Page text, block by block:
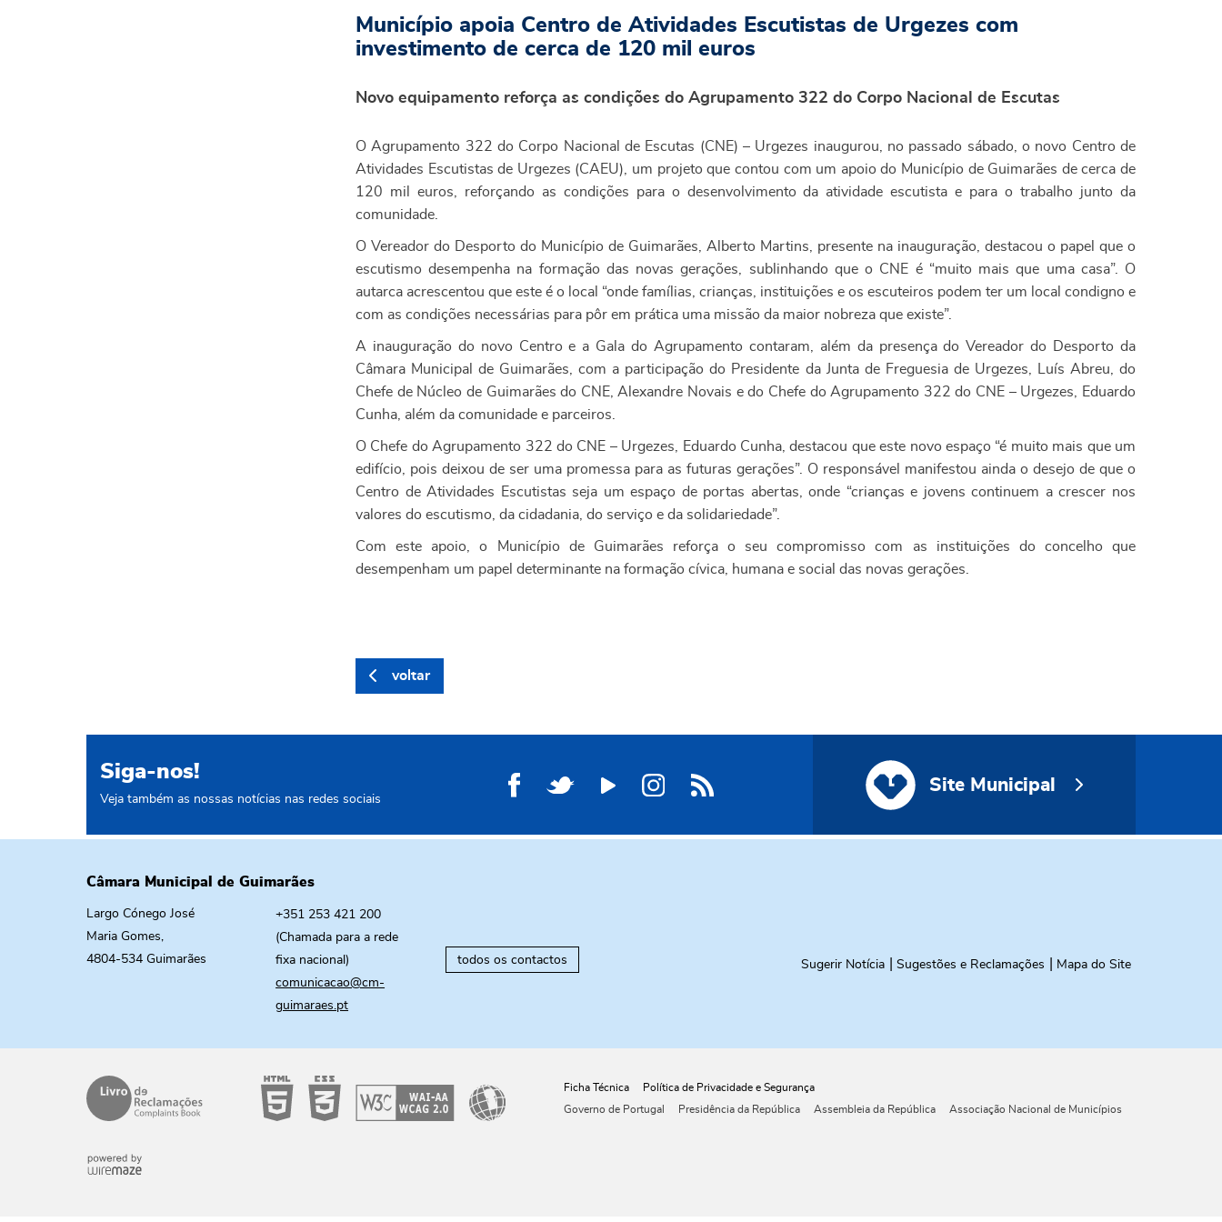
Município apoia Centro de Atividades Escutistas de Urgezes com
investimento de cerca de 120 mil euros
Novo equipamento reforça as condições do Agrupamento 322 do Corpo Nacional de Escutas
O Agrupamento 322 do Corpo Nacional de Escutas (CNE) – Urgezes inaugurou, no passado sábado, o novo Centro de
Atividades Escutistas de Urgezes (CAEU), um projeto que contou com um apoio do Município de Guimarães de cerca de
120 mil euros, reforçando as condições para o desenvolvimento da atividade escutista e para o trabalho junto da
comunidade.
O Vereador do Desporto do Município de Guimarães, Alberto Martins, presente na inauguração, destacou o papel que o
escutismo desempenha na formação das novas gerações, sublinhando que o CNE é “muito mais que uma casa”. O
autarca acrescentou que este é o local “onde famílias, crianças, instituições e os escuteiros podem ter um local condigno e
com as condições necessárias para pôr em prática uma missão da maior nobreza que existe”.
A inauguração do novo Centro e a Gala do Agrupamento contaram, além da presença do Vereador do Desporto da
Câmara Municipal de Guimarães, com a participação do Presidente da Junta de Freguesia de Urgezes, Luís Abreu, do
Chefe de Núcleo de Guimarães do CNE, Alexandre Novais e do Chefe do Agrupamento 322 do CNE – Urgezes, Eduardo
Cunha, além da comunidade e parceiros.
O Chefe do Agrupamento 322 do CNE – Urgezes, Eduardo Cunha, destacou que este novo espaço “é muito mais que um
edifício, pois deixou de ser uma promessa para as futuras gerações”. O responsável manifestou ainda o desejo de que o
Centro de Atividades Escutistas seja um espaço de portas abertas, onde “crianças e jovens continuem a crescer nos
valores do escutismo, da cidadania, do serviço e da solidariedade”.
Com este apoio, o Município de Guimarães reforça o seu compromisso com as instituições do concelho que
desempenham um papel determinante na formação cívica, humana e social das novas gerações.
voltar
Siga-nos!
Veja também as nossas notícias nas redes sociais
Site Municipal
Câmara Municipal de Guimarães
Largo Cónego José
Maria Gomes,
4804-534 Guimarães
+351 253 421 200
(Chamada para a rede
fixa nacional)
comunicacao@cm-
guimaraes.pt
todos os contactos Sugerir Notícia Sugestões e Reclamações Mapa do Site
Ficha Técnica
Política de Privacidade e Segurança
Governo de Portugal
Presidência da República Assembleia da República Associação Nacional de Municípios